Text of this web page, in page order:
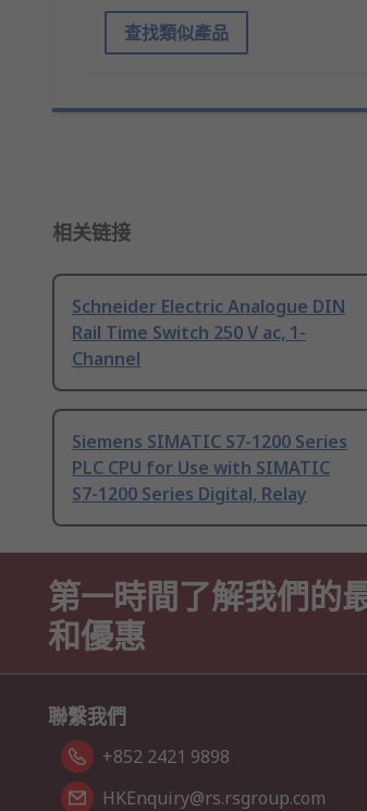
查找類似產品
相关链接
Schneider Electric Analogue DIN
Rail Time Switch 250 V ac, 1-
Channel
Siemens SIMATIC S7-1200 Series
PLC CPU for Use with SIMATIC
S7-1200 Series Digital, Relay
第一時間了解我們的
和優惠
聯繫我們
+852 2421 9898
HKEnquiry@rs.rsgroup.com